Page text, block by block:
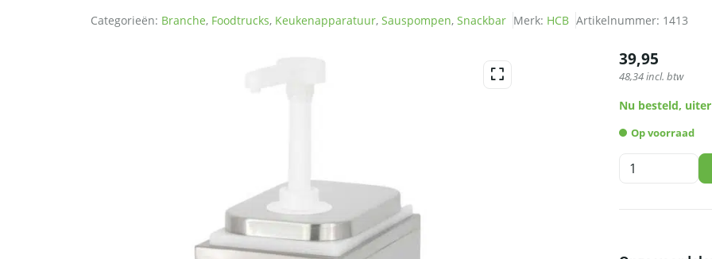
Categorieën: Branche, Foodtrucks, Keukenapparatuur, Sauspompen, Snackbar Merk: HCB Artikelnummer: 1413
39,95
48,34incl. btw
Nu besteld,
Op voorraad
HCB
Sauspomp